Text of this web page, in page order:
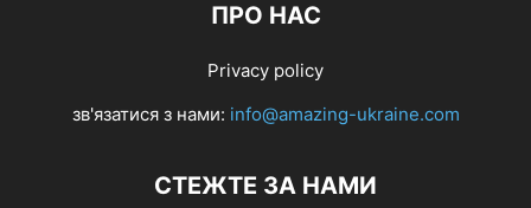
ПРО НАС
Privacy policy
зв'язатися з нами: info@amazing-ukraine.com
СТЕЖТЕ ЗА НАМИ